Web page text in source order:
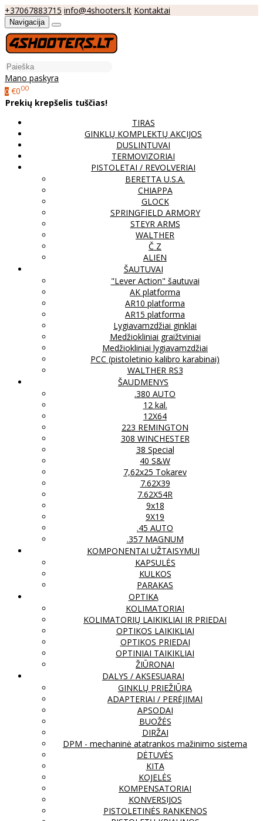
+37067883715 info@4shooters.lt Kontaktai
Navigacija
Mano paskyra
0 €000
Prekių krepšelis tuščias!
TIRAS
GINKLŲ KOMPLEKTŲ AKCIJOS
DUSLINTUVAI
TERMOVIZORIAI
PISTOLETAI / REVOLVERIAI
BERETTA U.S.A.
CHIAPPA
GLOCK
SPRINGFIELD ARMORY
STEYR ARMS
WALTHER
Č Z
ALIEN
ŠAUTUVAI
"Lever Action" šautuvai
AK platforma
AR10 platforma
AR15 platforma
Lygiavamzdžiai ginklai
Medžiokliniai graižtviniai
Medžiokliniai lygiavamzdžiai
PCC (pistoletinio kalibro karabinai)
WALTHER RS3
ŠAUDMENYS
.380 AUTO
12 kal.
12X64
223 REMINGTON
308 WINCHESTER
38 Special
40 S&W
7,62x25 Tokarev
7.62X39
7.62X54R
9x18
9X19
.45 AUTO
.357 MAGNUM
KOMPONENTAI UŽTAISYMUI
KAPSULĖS
KULKOS
PARAKAS
OPTIKA
KOLIMATORIAI
KOLIMATORIŲ LAIKIKLIAI IR PRIEDAI
OPTIKOS LAIKIKLIAI
OPTIKOS PRIEDAI
OPTINIAI TAIKIKLIAI
ŽIŪRONAI
DALYS / AKSESUARAI
GINKLŲ PRIEŽIŪRA
ADAPTERIAI / PERĖJIMAI
APSODAI
BUOŽĖS
DIRŽAI
DPM - mechaninė atatrankos mažinimo sistema
DĖTUVĖS
KITA
KOJELĖS
KOMPENSATORIAI
KONVERSIJOS
PISTOLETINĖS RANKENOS